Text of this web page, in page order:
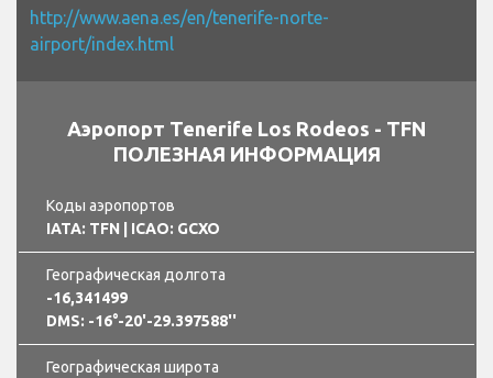
http://www.aena.es/en/tenerife-norte-
airport/index.html
Аэропорт Tenerife Los Rodeos - TFN
ПОЛЕЗНАЯ ИНФОРМАЦИЯ
Коды аэропортов
IATA: TFN
| ICAO: GCXO
Географическая долгота
-16,341499
DMS: -16°-20'-29.397588''
Географическая широта